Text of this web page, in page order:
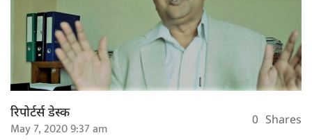
रिपोर्टर्स डेस्क
May 7, 2020 9:37 am 0 Shares